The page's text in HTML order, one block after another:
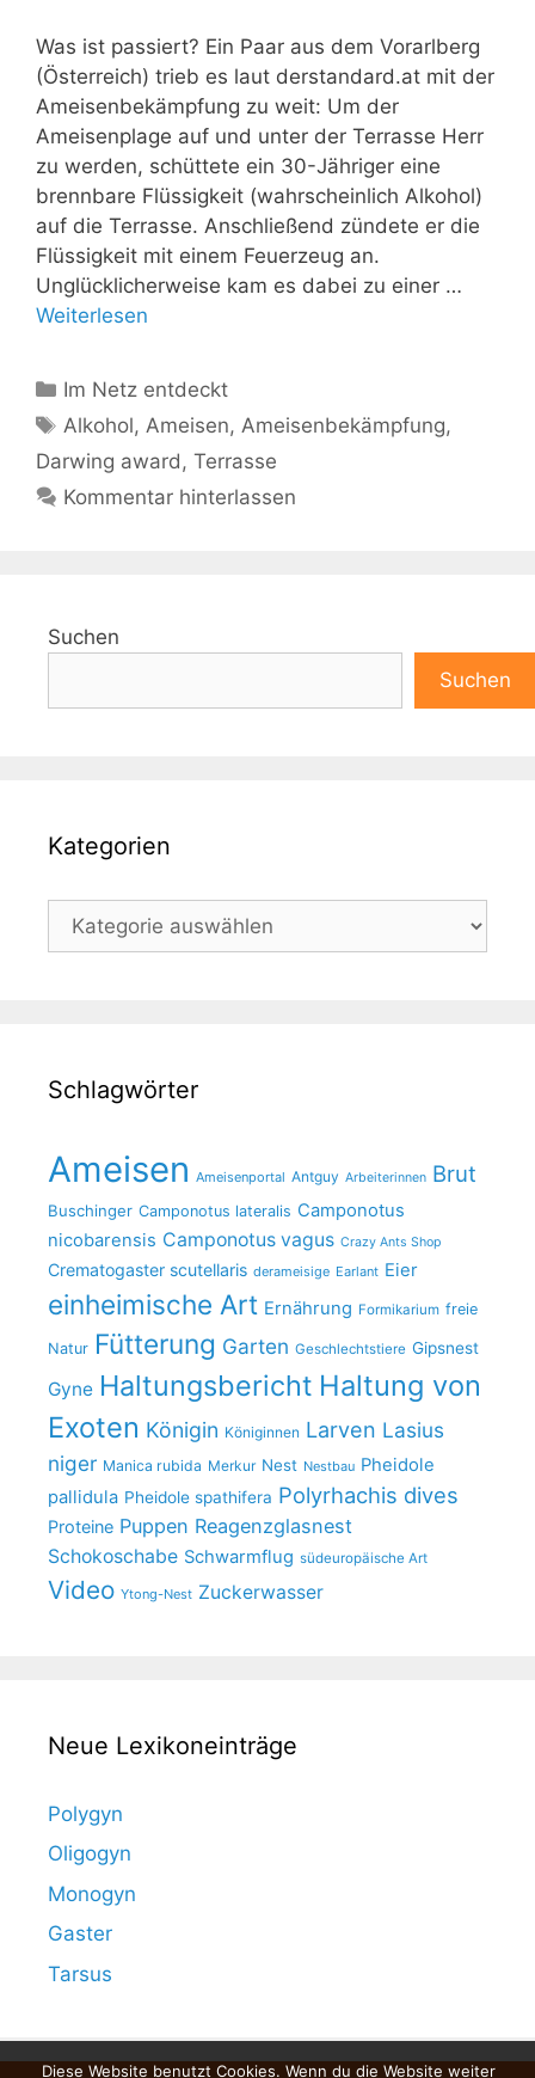
Was ist passiert? Ein Paar aus dem Vorarlberg
(Österreich) trieb es laut derstandard.at mit der
Ameisenbekämpfung zu weit: Um der
Ameisenplage auf und unter der Terrasse Herr
zu werden, schüttete ein 30-Jähriger eine
brennbare Flüssigkeit (wahrscheinlich Alkohol)
auf die Terrasse. Anschließend zündete er die
Flüssigkeit mit einem Feuerzeug an.
Unglücklicherweise kam es dabei zu einer …
Weiterlesen
Kategorien
Im Netz entdeckt
Schlagwörter
Alkohol, Ameisen, Ameisenbekämpfung,
Darwing award , Terrasse
Kommentar hinterlassen
Suchen
Suchen
Kategorien
Kategorien
Schlagwörter
Ameisen Ameisenportal Antguy Arbeiterinnen Brut
Buschinger Camponotus lateralis Camponotus
nicobarensis Camponotus vagus Crazy Ants Shop
Crematogaster scutellaris derameisige Earlant Eier
einheimische Art Ernährung Formikarium freie
Natur Fütterung Garten Geschlechtstiere Gipsnest
Gyne Haltungsbericht Haltung von
Exoten Königin Königinnen Larven Lasius
niger Manica rubida Merkur Nest Nestbau Pheidole
pallidula Pheidole spathifera Polyrhachis dives
Proteine Puppen Reagenzglasnest
Schokoschabe Schwarmflug südeuropäische Art
Video Ytong-Nest Zuckerwasser
Neue Lexikoneinträge
Polygyn
Oligogyn
Monogyn
Gaster
Tarsus
Diese Website benutzt Cookies. Wenn du die Website weiter